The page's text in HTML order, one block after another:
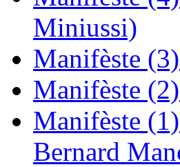
Miniussi)
Manifèste
Manifèste
Manifèste
Bernard